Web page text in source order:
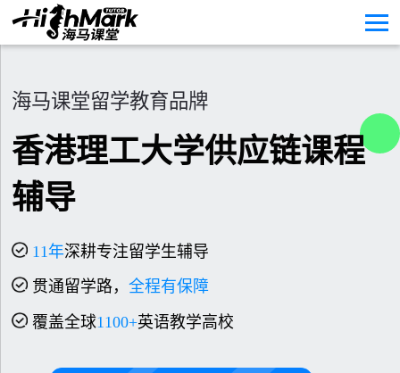
海马课堂留学教育品牌
香港理工大学供应链课程
辅导
11年深耕专注留学生辅导
贯通留学路， 全程有保障
覆盖全球1100+英语教学高校